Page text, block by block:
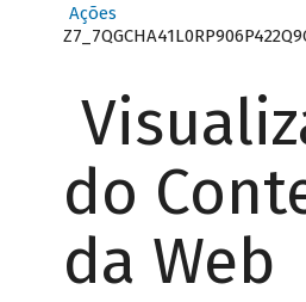
Ações
do
da Web